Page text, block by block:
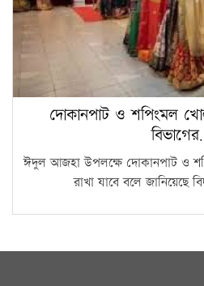
দোকানপাট ও শপিংমল
ঈদুল আজহা উপলক্ষে দোকানপাট ও
রাখা যাবে বলে জানিয়েছে